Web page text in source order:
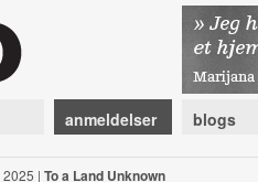
anmeldelser blogs
| To a Land Unknown